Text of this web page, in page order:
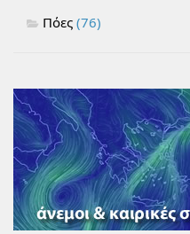
Πόες (76)